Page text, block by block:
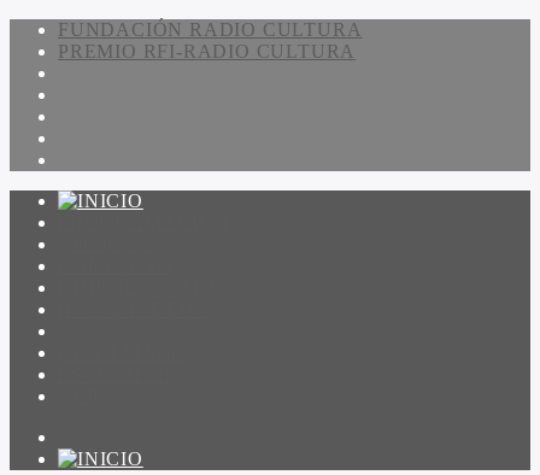
FUNDACIÓN RADIO CULTURA
PREMIO RFI-RADIO CULTURA